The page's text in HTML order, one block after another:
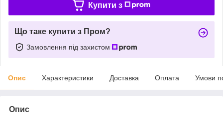
Купити з
Що таке купити з Пром?
Замовлення під захистом
Опис Характеристики Доставка Оплата Умови
Опис